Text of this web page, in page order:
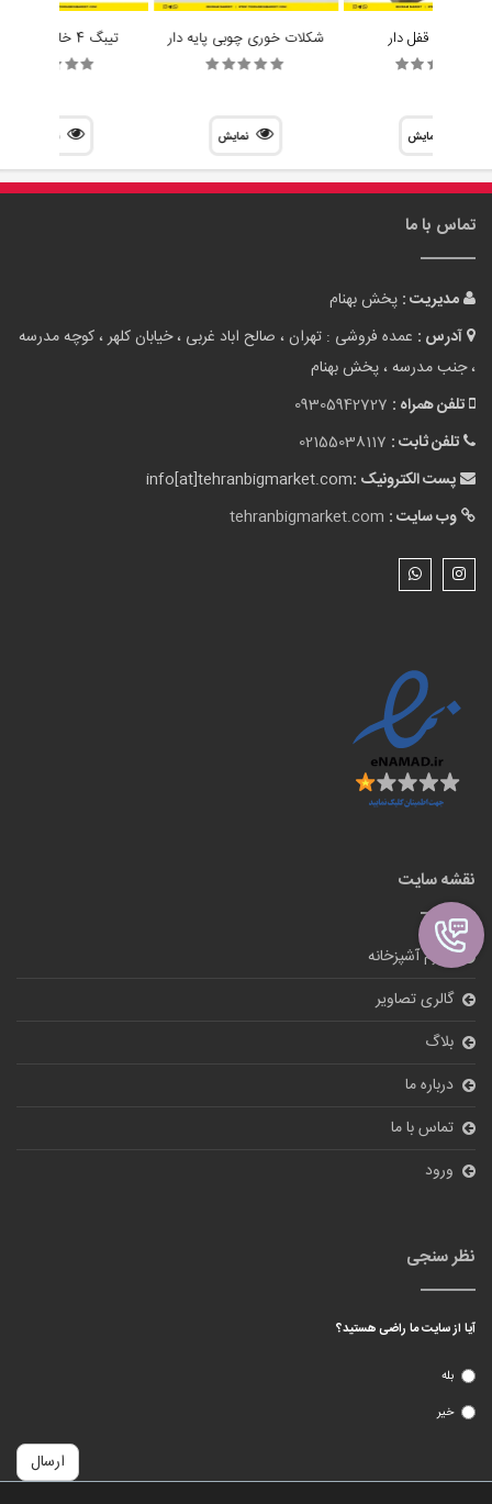
جا کاردی قفل دار
نمایش
شکلات خوری چوبی پایه دار
نمایش
تیبگ 4 خانه مستطیل
تماس با ما
مدیریت : پخش بهنام
آدرس : عمده فروشی : تهران ، صالح اباد غربی ، خیابان کلهر ، کوچه مدرسه
، جنب مدرسه ، پخش بهنام
تلفن همراه : 09305942727
تلفن ثابت : 02155038117
پست الکترونیک :info[at]tehranbigmarket.com
وب سایت : tehranbigmarket.com
نقشه سایت
لوازم آشپزخانه
گالری تصاویر
بلاگ
درباره ما
تماس با ما
ورود
نظر سنجی
آیا از سایت ما راضی هستید؟
بله
خیر
ارسال